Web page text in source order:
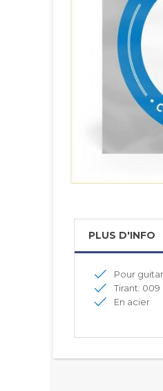
PLUS D'INFO
Pour
Tirant: 009
En acier